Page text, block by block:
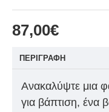
87,00€
ΠΕΡΙΓΡΑΦΉ
Ανακαλύψτε μια
για βάπτιση, ένα